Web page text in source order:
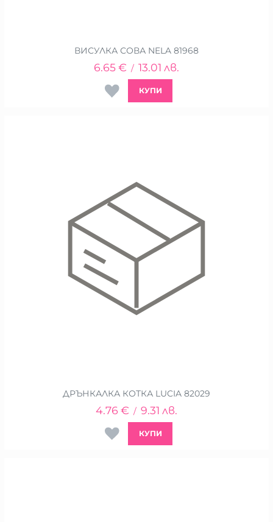
ВИСУЛКА СОВА NELA 81968
6.65€ / 13.01 лв.
КУПИ
ДРЪНКАЛКА КОТКА LUCIA 82029
4.76 € / 9.31 лв.
КУПИ